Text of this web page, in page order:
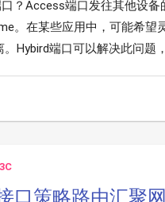
？Access端口发往其他设
。在某些应用中，可能希
。Hybird端口可以解决此问题
口策略路由汇聚